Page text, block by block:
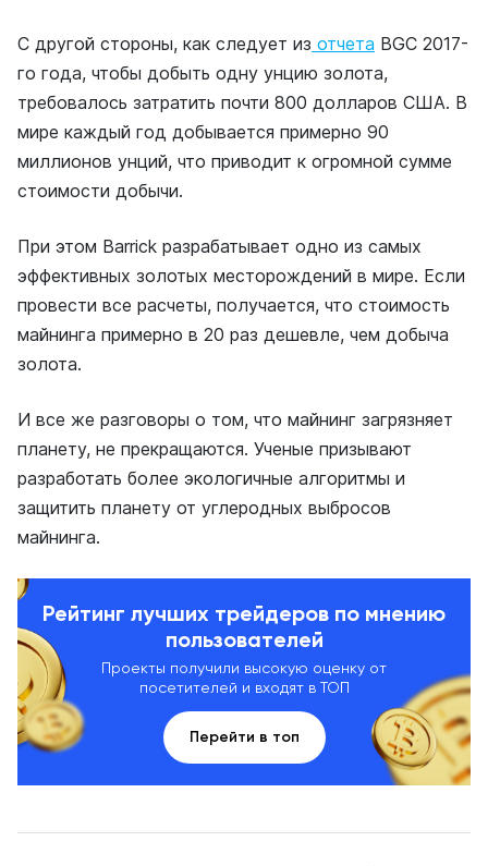
С другой стороны, как следует из отчета BGC 2017-
го года, чтобы добыть одну унцию золота,
требовалось затратить почти 800 долларов США. В
мире каждый год добывается примерно 90
миллионов унций, что приводит к огромной сумме
стоимости добычи.
При этом Barrick разрабатывает одно из самых
эффективных золотых месторождений в мире. Если
провести все расчеты, получается, что стоимость
майнинга примерно в 20 раз дешевле, чем добыча
золота.
И все же разговоры о том, что майнинг загрязняет
планету, не прекращаются. Ученые призывают
разработать более экологичные алгоритмы и
защитить планету от углеродных выбросов
майнинга.
Рейтинг лучших трейдеров по мнению
пользователей
Проекты получили высокую оценку от
посетителей и входят в ТОП
Перейти в топ